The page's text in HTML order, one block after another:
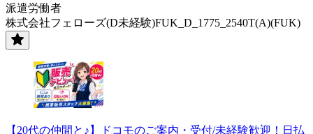
派遣労働者
株式会社フェローズ(D未経験)FUK_D_1775_2540T(A)(FUK)
【20代の仲間と♪】ドコモのご案内・受付/未経験歓迎！日払